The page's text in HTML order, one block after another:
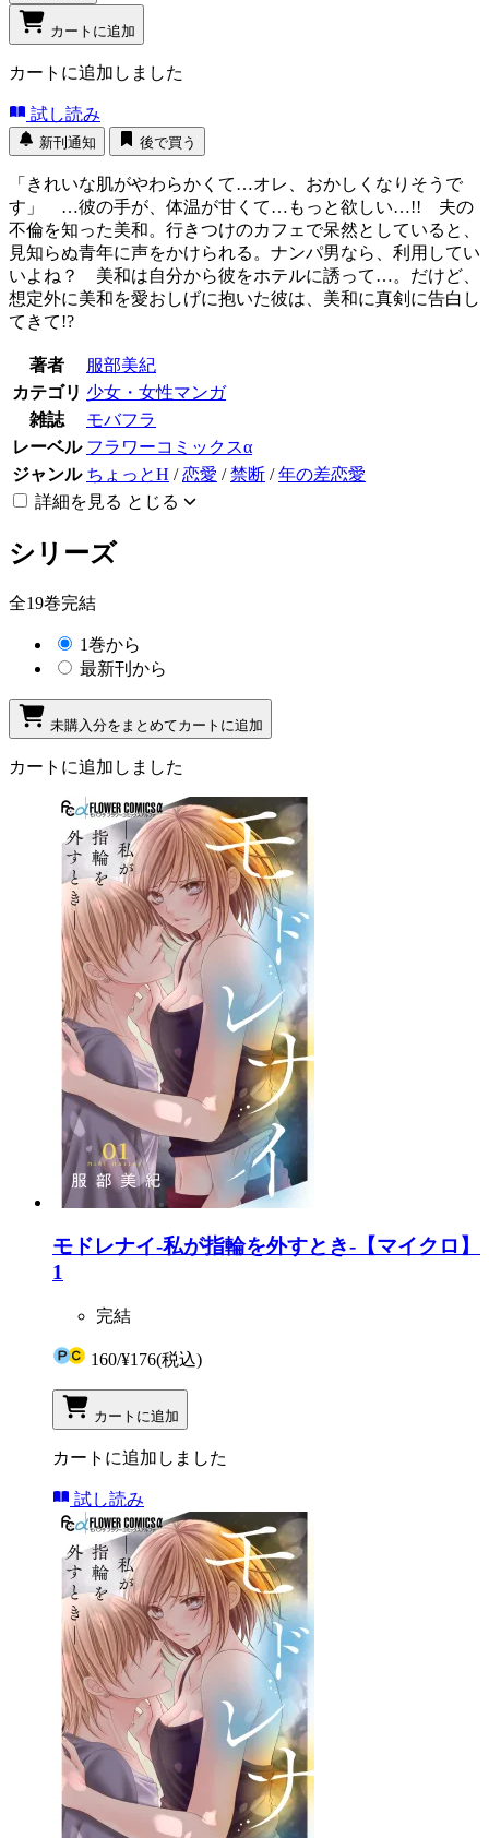
カートに追加
カートに追加しました
試し読み
新刊通知 後で買う
「きれいな肌がやわらかくて…オレ、おかしくなりそうで
す」 …彼の手が、体温が甘くて…もっと欲しい…!! 夫の
不倫を知った美和。行きつけのカフェで呆然としていると、
見知らぬ青年に声をかけられる。ナンパ男なら、利用してい
いよね？ 美和は自分から彼をホテルに誘って…。だけど、
想定外に美和を愛おしげに抱いた彼は、美和に真剣に告白し
てきて!?
著者
服部美紀
カテゴリ 少女・女性マンガ
雑誌
モバフラ
レーベル フラワーコミックスα
ジャンル ちょっとH /恋愛 /禁断 /年の差恋愛
詳細を見る とじる
シリーズ
全19巻完結
1巻から
最新刊から
未購入分をまとめてカートに追加
カートに追加しました
モドレナイ-私が指輪を外すとき-【マイクロ】
1
完結
160/¥176(税込)
カートに追加
カートに追加しました
試し読み